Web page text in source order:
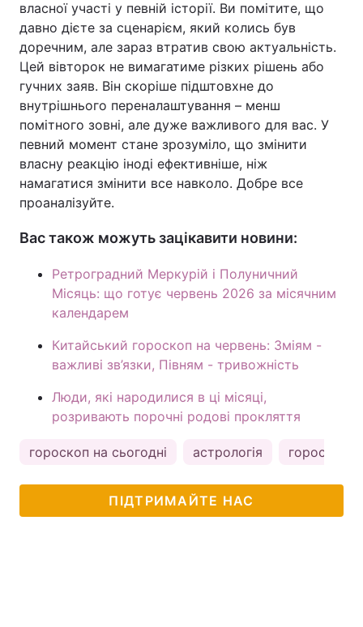
власної участі у певній історії. Ви помітите, що
давно дієте за сценарієм, який колись був
доречним, але зараз втратив свою актуальність.
Цей вівторок не вимагатиме різких рішень або
гучних заяв. Він скоріше підштовхне до
внутрішнього переналаштування – менш
помітного зовні, але дуже важливого для вас. У
певний момент стане зрозуміло, що змінити
власну реакцію іноді ефективніше, ніж
намагатися змінити все навколо. Добре все
проаналізуйте.
Вас також можуть зацікавити новини:
Ретроградний Меркурій і Полуничний
Місяць: що готує червень 2026 за місячним
календарем
Китайський гороскоп на червень: Зміям -
важливі зв’язки, Півням - тривожність
Люди, які народилися в ці місяці,
розривають порочні родові прокляття
гороскоп на сьогодні астрологія гороскоп
ПІДТРИМАЙТЕ НАС